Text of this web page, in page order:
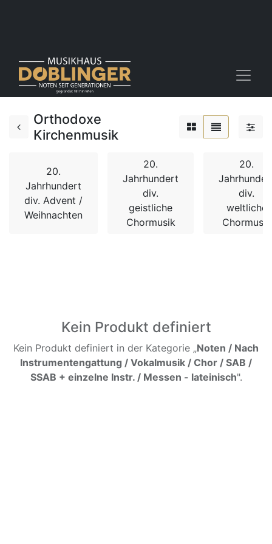
Orthodoxe
Kirchenmusik
20.
Jahrhundert
div. Advent /
Weihnachten
20.
Jahrhundert
div.
geistliche
Chormusik
20.
div.
weltliche
Chormusik
Kein Produkt definiert
Kein Produkt definiert in der Kategorie „Noten / Nach
Instrumentengattung / Vokalmusik / Chor / SAB /
SSAB + einzelne Instr. / Messen - lateinisch".